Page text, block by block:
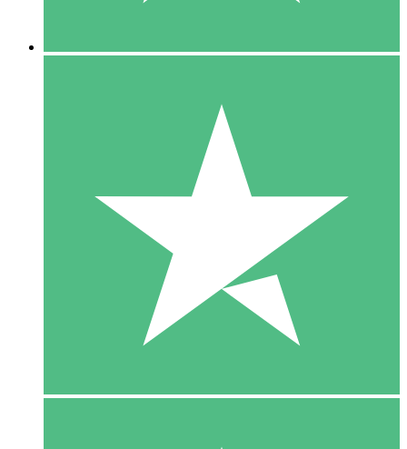
10 Téléchargements
20 00